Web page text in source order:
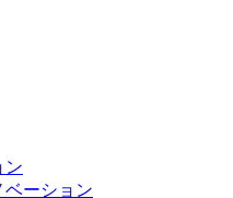
ン
ベーション